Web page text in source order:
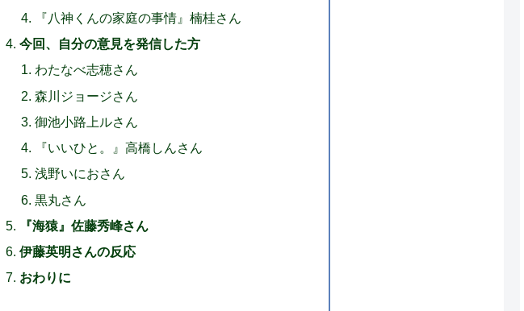
『八神くんの家庭の事情』楠桂さん
今回、自分の意見を発信した方
わたなべ志穂さん
森川ジョージさん
御池小路上ルさん
『いいひと。』高橋しんさん
浅野いにおさん
黒丸さん
『海猿』佐藤秀峰さん
伊藤英明さんの反応
おわりに